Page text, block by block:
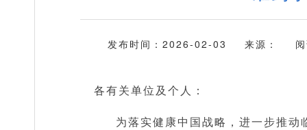
发布时间：2026-02-03 来源：
各有关单位及个人：
为落实健康中国战略，进一步推